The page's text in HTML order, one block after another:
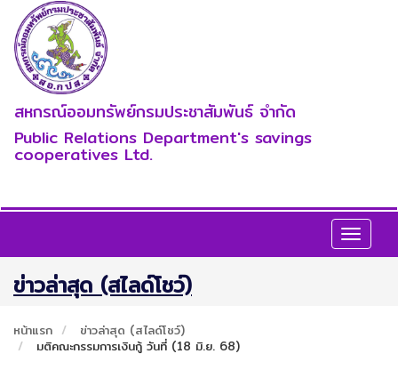
สหกรณ์ออมทรัพย์กรมประชาสัมพันธ์ จำกัด
Public Relations Department's savings
cooperatives Ltd.
Toggle
ข่าวล่าสุด (สไลด์โชว์)
หน้าแรก
ข่าวล่าสุด (สไลด์โชว์)
มติคณะกรรมการเงินกู้ วันที่ (18 มิ.ย. 68)